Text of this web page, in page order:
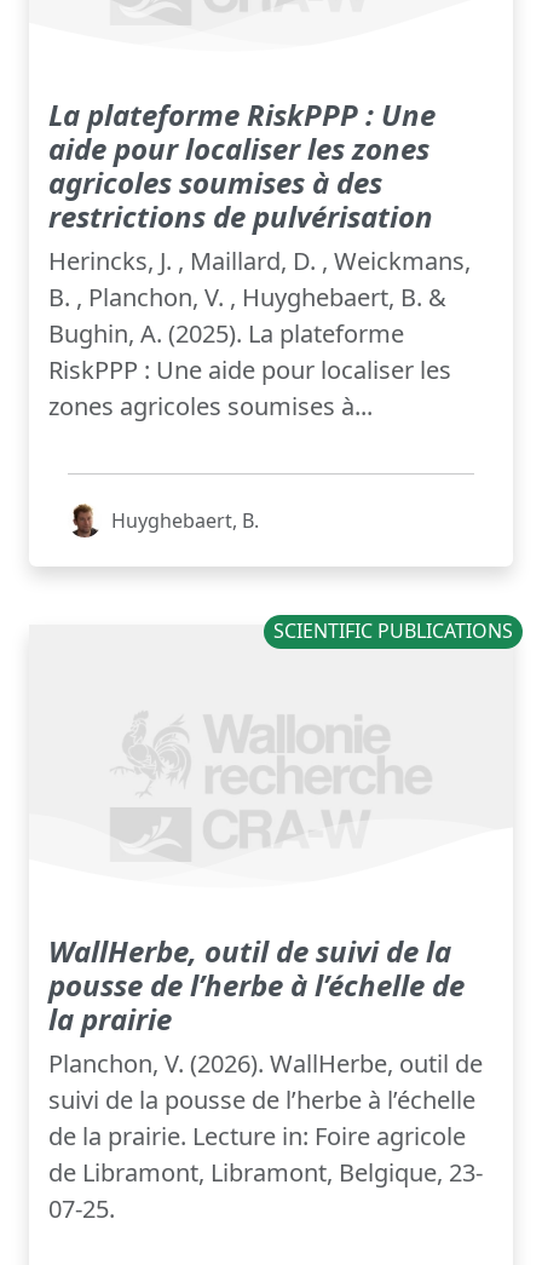
La plateforme RiskPPP : Une
aide pour localiser les zones
agricoles soumises à des
restrictions de pulvérisation
Herincks, J. , Maillard, D. , Weickmans,
B. , Planchon, V. , Huyghebaert, B. &
Bughin, A. (2025). La plateforme
RiskPPP : Une aide pour localiser les
zones agricoles soumises à...
Huyghebaert, B.
SCIENTIFIC PUBLICATIONS
WallHerbe, outil de suivi de la
pousse de l’herbe à l’échelle de
la prairie
Planchon, V. (2026). WallHerbe, outil de
suivi de la pousse de l’herbe à l’échelle
de la prairie. Lecture in: Foire agricole
de Libramont, Libramont, Belgique, 23-
07-25.